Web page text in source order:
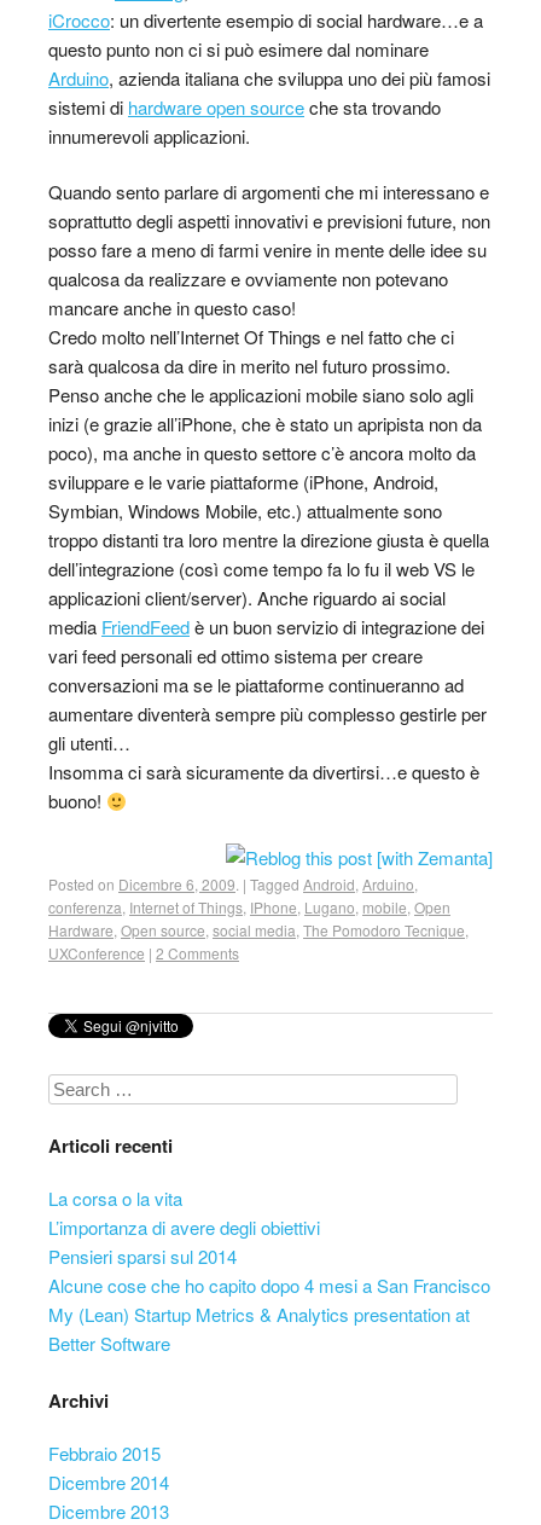
iCrocco: un divertente esempio di social hardware…e a
questo punto non ci si può esimere dal nominare
Arduino, azienda italiana che sviluppa uno dei più famosi
sistemi di hardware open sourceche sta trovando
innumerevoli applicazioni.
Quando sento parlare di argomenti che mi interessano e
soprattutto degli aspetti innovativi e previsioni future, non
posso fare a meno di farmi venire in mente delle idee su
qualcosa da realizzare e ovviamente non potevano
mancare anche in questo caso!
Credo molto nell’Internet Of Things e nel fatto che ci
sarà qualcosa da dire in merito nel futuro prossimo.
Penso anche che le applicazioni mobile siano solo agli
inizi (e grazie all’iPhone, che è stato un apripista non da
poco), ma anche in questo settore c’è ancora molto da
sviluppare e le varie piattaforme (iPhone, Android,
Symbian, Windows Mobile, etc.) attualmente sono
troppo distanti tra loro mentre la direzione giusta è quella
dell’integrazione (così come tempo fa lo fu il web VS le
applicazioni client/server). Anche riguardo ai social
media FriendFeedè un buon servizio di integrazione dei
vari feed personali ed ottimo sistema per creare
conversazioni ma se le piattaforme continueranno ad
aumentare diventerà sempre più complesso gestirle per
gli utenti…
Insomma ci sarà sicuramente da divertirsi…e questo è
buono!
Posted on Dicembre 6, 2009 | Tagged Android Arduino
conferenza Internet of Things IPhone Lugano mobile Open
Hardware Open source social media The Pomodoro Tecnique
UXConference | 2 Comments
Search
Articoli recenti
La corsa o la vita
L’importanza di avere degli obiettivi
Pensieri sparsi sul 2014
Alcune cose che ho capito dopo 4 mesi a San Francisco
My (Lean) Startup Metrics & Analytics presentation at
Better Software
Archivi
Febbraio 2015
Dicembre 2014
Dicembre 2013